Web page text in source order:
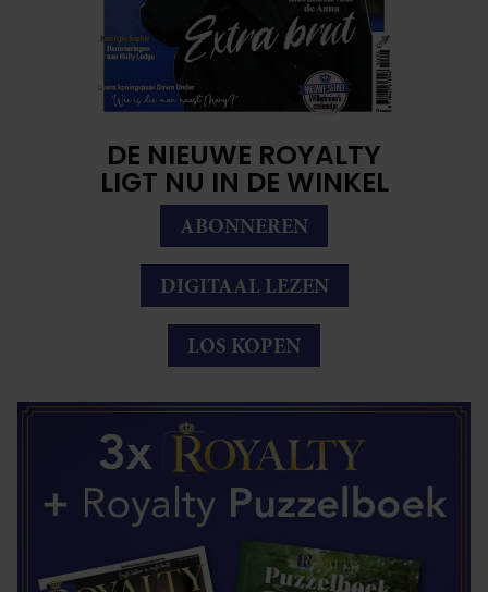
DE NIEUWE ROYALTY
LIGT NU IN DE WINKEL
ABONNEREN
DIGITAAL LEZEN
LOS KOPEN